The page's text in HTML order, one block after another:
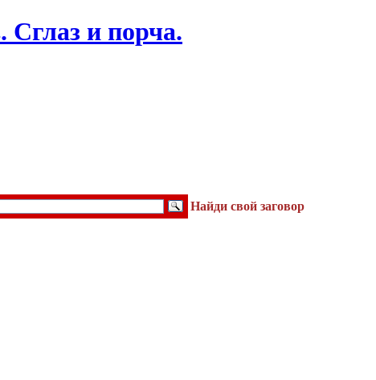
Найди свой заговор